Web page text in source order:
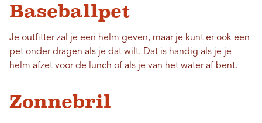
Baseballpet
Je outfitter zal je een helm geven, maar je kunt er ook een
pet onder dragen als je dat wilt. Dat is handig als je je
helm afzet voor de lunch of als je van het water af bent.
Zonnebril